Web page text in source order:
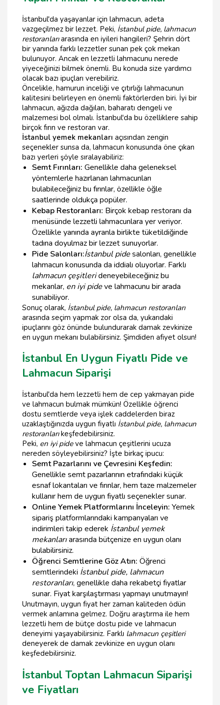
İstanbul'da yaşayanlar için lahmacun, adeta
vazgeçilmez bir lezzet. Peki, İstanbul pide, lahmacun
restoranlarıarasında en iyileri hangileri? Şehrin dört
bir yanında farklı lezzetler sunan pek çok mekan
bulunuyor. Ancak en lezzetli lahmacunu nerede
yiyeceğinizi bilmek önemli. Bu konuda size yardımcı
olacak bazı ipuçları verebiliriz.
Öncelikle, hamurun inceliği ve çıtırlığı lahmacunun
kalitesini belirleyen en önemli faktörlerden biri. İyi bir
lahmacun, ağızda dağılan, baharatı dengeli ve
malzemesi bol olmalı. İstanbul'da bu özelliklere sahip
birçok fırın ve restoran var.
İstanbul yemek mekanları açısından zengin
seçenekler sunsa da, lahmacun konusunda öne çıkan
bazı yerleri şöyle sıralayabiliriz:
Semt Fırınları: Genellikle daha geleneksel
yöntemlerle hazırlanan lahmacunları
bulabileceğiniz bu fırınlar, özellikle öğle
saatlerinde oldukça popüler.
Kebap Restoranları: Birçok kebap restoranı da
menüsünde lezzetli lahmacunlara yer veriyor.
Özellikle yanında ayranla birlikte tüketildiğinde
tadına doyulmaz bir lezzet sunuyorlar.
Pide Salonları:İstanbul pidesalonları, genellikle
lahmacun konusunda da iddialı oluyorlar. Farklı
lahmacun çeşitlerideneyebileceğiniz bu
mekanlar, en iyi pideve lahmacunu bir arada
sunabiliyor.
Sonuç olarak, İstanbul pide, lahmacun restoranları
arasında seçim yapmak zor olsa da, yukarıdaki
ipuçlarını göz önünde bulundurarak damak zevkinize
en uygun mekanı bulabilirsiniz. Şimdiden afiyet olsun!
İstanbul En Uygun Fiyatlı Pide ve
Lahmacun Siparişi
İstanbul'da hem lezzetli hem de cep yakmayan pide
ve lahmacun bulmak mümkün! Özellikle öğrenci
dostu semtlerde veya işlek caddelerden biraz
uzaklaştığınızda uygun fiyatlı İstanbul pide, lahmacun
restoranlarıkeşfedebilirsiniz.
Peki, en iyi pideve lahmacun çeşitlerini ucuza
nereden söyleyebilirsiniz? İşte birkaç ipucu:
Semt Pazarlarını ve Çevresini Keşfedin:
Genellikle semt pazarlarının etrafındaki küçük
esnaf lokantaları ve fırınlar, hem taze malzemeler
kullanır hem de uygun fiyatlı seçenekler sunar.
Online Yemek Platformlarını İnceleyin: Yemek
sipariş platformlarındaki kampanyaları ve
indirimleri takip ederek İstanbul yemek
mekanlarıarasında bütçenize en uygun olanı
bulabilirsiniz.
Öğrenci Semtlerine Göz Atın: Öğrenci
semtlerindeki İstanbul pide, lahmacun
restoranları, genellikle daha rekabetçi fiyatlar
sunar. Fiyat karşılaştırması yapmayı unutmayın!
Unutmayın, uygun fiyat her zaman kaliteden ödün
vermek anlamına gelmez. Doğru araştırma ile hem
lezzetli hem de bütçe dostu pide ve lahmacun
deneyimi yaşayabilirsiniz. Farklı lahmacun çeşitleri
deneyerek de damak zevkinize en uygun olanı
keşfedebilirsiniz.
İstanbul Toptan Lahmacun Siparişi
ve Fiyatları